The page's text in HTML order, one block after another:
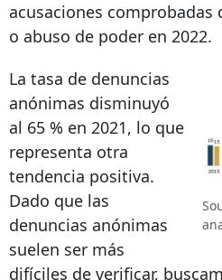
acusaciones comprobadas
o abuso de poder en 2022.
La tasa de denuncias
anónimas disminuyó
al 65 % en 2021, lo que
representa otra
tendencia positiva.
Dado que las
denuncias anónimas
suelen ser más
difíciles de verificar,